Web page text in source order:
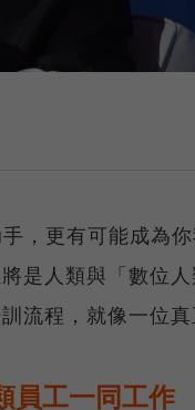
，更有可能成為
是人類與「數位
流程，就像一位真
員工一同工作